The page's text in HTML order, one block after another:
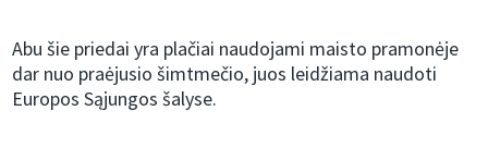
Abu šie priedai yra plačiai naudojami maisto pramonėje
dar nuo praėjusio šimtmečio, juos leidžiama naudoti
Europos Sąjungos šalyse.